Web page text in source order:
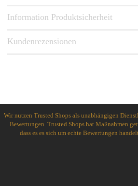
Information Produktsicherheit
Kundenrezensionen
Wir nutzen Trusted Shops als unabhängigen
Bewertungen. Trusted Shops hat Maßnahmen
dass es es sich um echte Bewertungen